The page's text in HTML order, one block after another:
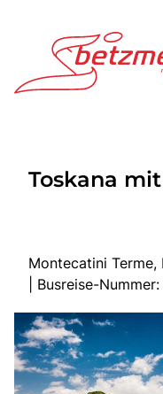
Highlights
Start
Mehrtagesreisen
Tagesreisen
Toskana
Montecatini Terme,
| Busreise-